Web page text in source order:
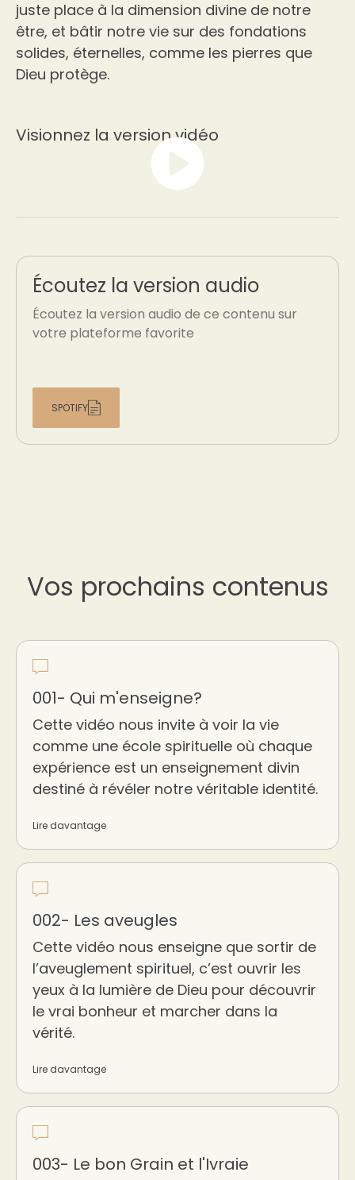
juste place à la dimension divine de notre
être, et bâtir notre vie sur des fondations
solides, éternelles, comme les pierres que
Dieu protège.
Visionnez la version vidéo
Écoutez la version audio
Écoutez la version audio de ce contenu sur
votre plateforme favorite
SPOTIFY
Vos prochains contenus
001- Qui m'enseigne?
Cette vidéo nous invite à voir la vie
comme une école spirituelle où chaque
expérience est un enseignement divin
destiné à révéler notre véritable identité.
Lire davantage
002- Les aveugles
Cette vidéo nous enseigne que sortir de
l’aveuglement spirituel, c’est ouvrir les
yeux à la lumière de Dieu pour découvrir
le vrai bonheur et marcher dans la
vérité.
Lire davantage
003- Le bon Grain et l'Ivraie